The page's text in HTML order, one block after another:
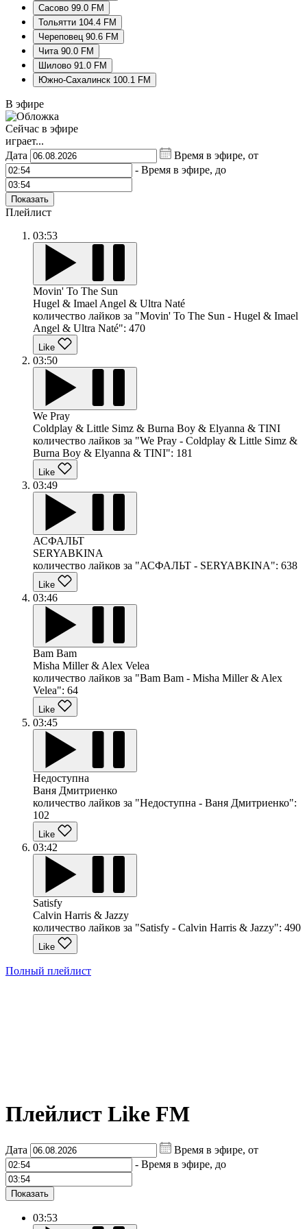
Сасово 99.0 FM
Тольятти 104.4 FM
Череповец 90.6 FM
Чита 90.0 FM
Шилово 91.0 FM
Южно-Сахалинск 100.1 FM
В эфире
Сейчас в эфире
играет...
Дата
Время в эфире, от
- Время в эфире, до
Показать
Плейлист
03:53
Movin' To The Sun
Hugel & Imael Angel & Ultra Naté
количество лайков за "Movin' To The Sun - Hugel & Imael
Angel & Ultra Naté": 470
Like
03:50
We Pray
Coldplay & Little Simz & Burna Boy & Elyanna & TINI
количество лайков за "We Pray - Coldplay & Little Simz &
Burna Boy & Elyanna & TINI": 181
Like
03:49
АСФАЛЬТ
SERYABKINA
количество лайков за "АСФАЛЬТ - SERYABKINA": 638
Like
03:46
Bam Bam
Misha Miller & Alex Velea
количество лайков за "Bam Bam - Misha Miller & Alex
Velea": 64
Like
03:45
Недоступна
Ваня Дмитриенко
количество лайков за "Недоступна - Ваня Дмитриенко":
102
Like
03:42
Satisfy
Calvin Harris & Jazzy
количество лайков за "Satisfy - Calvin Harris & Jazzy": 490
Like
Полный плейлист
Плейлист Like FM
Дата
Время в эфире, от
- Время в эфире, до
Показать
03:53